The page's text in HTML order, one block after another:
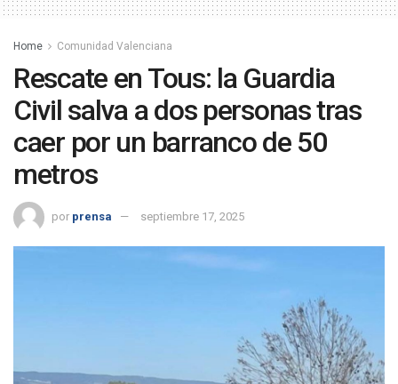
Home Comunidad Valenciana
Rescate en Tous: la Guardia
Civil salva a dos personas tras
caer por un barranco de 50
metros
por prensa septiembre 17, 2025